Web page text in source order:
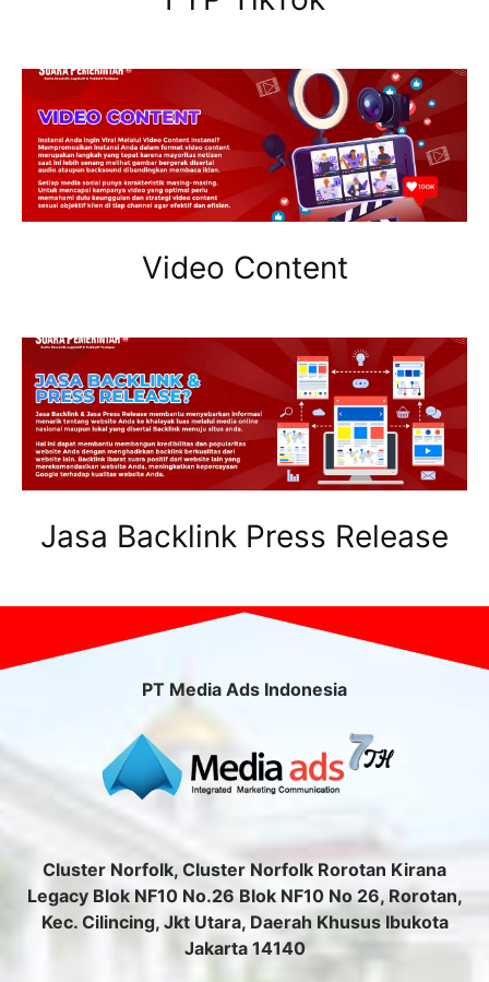
Video Content
Jasa Backlink Press Release
PT Media Ads Indonesia
Cluster Norfolk, Cluster Norfolk Rorotan Kirana
Legacy Blok NF10 No.26 Blok NF10 No 26, Rorotan,
Kec. Cilincing, Jkt Utara, Daerah Khusus Ibukota
Jakarta 14140